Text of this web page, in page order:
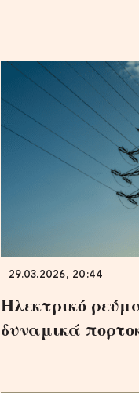
29.03.2026, 20:44
Ηλεκτρικό
δυναμικά